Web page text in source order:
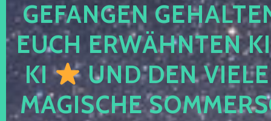
GEFANGEN
EUCH ERWÄHNTEN
KI
UND DEN
MAGISCHE